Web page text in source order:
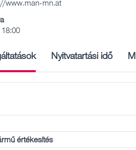
www.man-mn.at
Nyitvatartási idő
értékesítés